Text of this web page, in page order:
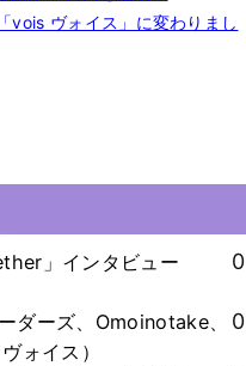
ヴォイス」に変わりまし
」インタビュー
0
ダーズ、Omoinotake、
ォイス）
0